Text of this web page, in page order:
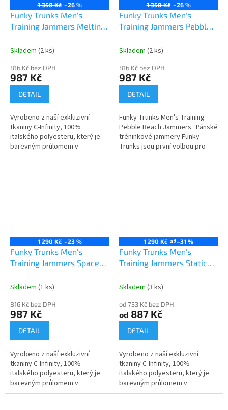
1 350 Kč –26 %
Funky Trunks Men's
Training Jammers Melting
Skladem (2 ks)
816 Kč bez DPH
987 Kč
DETAIL
Vyrobeno z naší exkluzivní
tkaniny C-Infinity, 100%
italského polyesteru, který je
barevným průlomem v
technologii tkanin odolných vůči
1 350 Kč –26 %
Funky Trunks Men's
Training Jammers Pebble
Skladem (2 ks)
816 Kč bez DPH
987 Kč
DETAIL
Funky Trunks Men's Training
Pebble Beach Jammers Pánské
tréninkové jammery Funky
Trunks jsou první volbou pro
klubové plavce i triatlonisty.
1 290 Kč –23 %
Funky Trunks Men's
Training Jammers Space
Skladem (1 ks)
816 Kč bez DPH
987 Kč
DETAIL
Vyrobeno z naší exkluzivní
tkaniny C-Infinity, 100%
italského polyesteru, který je
barevným průlomem v
technologii tkanin odolných vůči
1 290 Kč až–31 %
Funky Trunks Men's
Training Jammers Static
Skladem (3 ks)
od 733 Kč bez DPH
od 887 Kč
DETAIL
Vyrobeno z naší exkluzivní
tkaniny C-Infinity, 100%
italského polyesteru, který je
barevným průlomem v
technologii tkanin odolných vůči